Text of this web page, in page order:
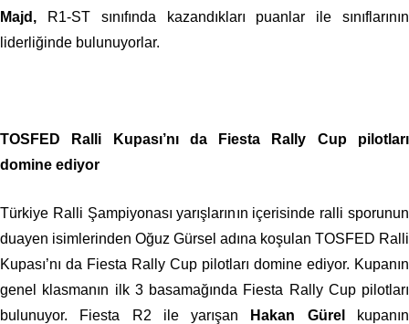
Majd, R1-ST sınıfında kazandıkları puanlar ile sınıflarının
liderliğinde bulunuyorlar.
TOSFED Ralli Kupası’nı da Fiesta Rally Cup pilotları
domine ediyor
Türkiye Ralli Şampiyonası yarışlarının içerisinde ralli sporunun
duayen isimlerinden Oğuz Gürsel adına koşulan TOSFED Ralli
Kupası’nı da Fiesta Rally Cup pilotları domine ediyor. Kupanın
genel klasmanın ilk 3 basamağında Fiesta Rally Cup pilotları
bulunuyor. Fiesta R2 ile yarışan
Hakan Gürel
kupanın